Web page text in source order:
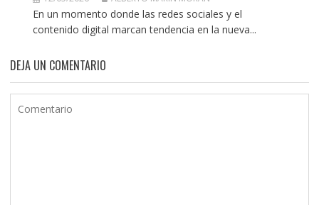
En un momento donde las redes sociales y el
contenido digital marcan tendencia en la nueva...
DEJA UN COMENTARIO